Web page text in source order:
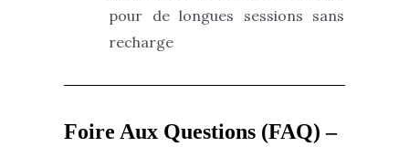
pour de longues sessions sans
recharge
Foire Aux Questions (FAQ) –